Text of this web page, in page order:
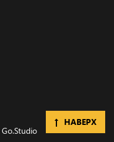
НАВЕРХ
Go.Studio